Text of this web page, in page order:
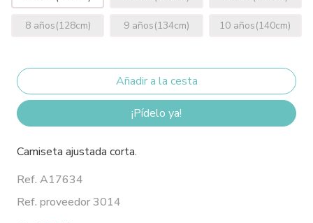
8 años(128cm) 9 años(134cm) 10 años(140cm)
¡Pídelo ya!
Camiseta ajustada corta.
Ref. A17634
Ref. proveedor 3014